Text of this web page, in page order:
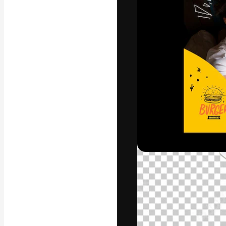
La plataforma
trabajo. Más
entre
estudios.
Español
Copyright ©